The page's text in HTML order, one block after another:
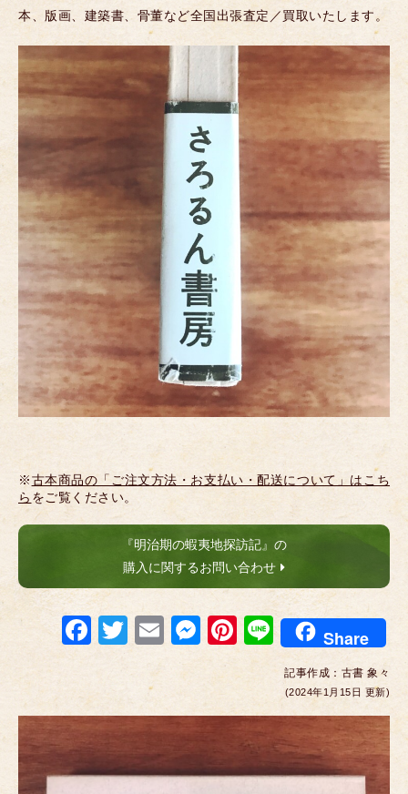
本、版画、建築書、骨董など全国出張査定／買取いたします。
※古本商品の「ご注文方法・お支払い・配送について」はこち
ら をご覧ください。
『明治期の蝦夷地探訪記』の
購入に関するお問い合わせ
F
e
b
o
T
wi
tt
er
E
m
ail
M
e
ss
e
n
g
Pi
nt
e
st
Li
n
e
Share
記事作成： 古書 象々
(2024年1月15日 更新)